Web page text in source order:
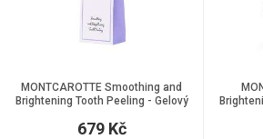
MONTCAROTTE Smoothing and
Brightening Tooth Peeling - Gelový
679 Kč